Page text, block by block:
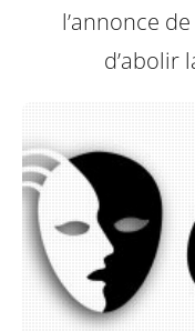
l’annonce
d’abolir